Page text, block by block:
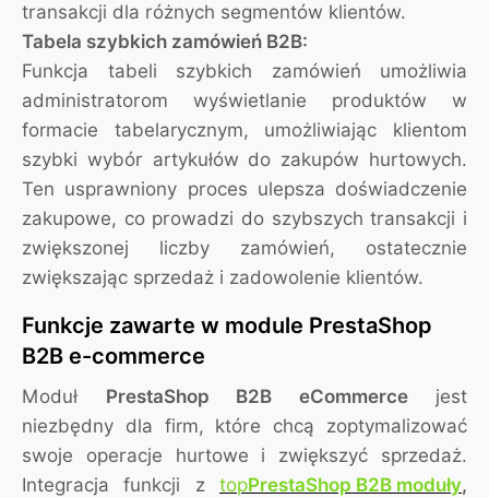
transakcji dla różnych segmentów klientów.
Tabela szybkich zamówień B2B:
Funkcja tabeli szybkich zamówień umożliwia
administratorom wyświetlanie produktów w
formacie tabelarycznym, umożliwiając klientom
szybki wybór artykułów do zakupów hurtowych.
Ten usprawniony proces ulepsza doświadczenie
zakupowe, co prowadzi do szybszych transakcji i
zwiększonej liczby zamówień, ostatecznie
zwiększając sprzedaż i zadowolenie klientów.
Funkcje zawarte w module PrestaShop
B2B e-commerce
Moduł PrestaShop B2B eCommercejest
niezbędny dla firm, które chcą zoptymalizować
swoje operacje hurtowe i zwiększyć sprzedaż.
Integracja funkcji z topPrestaShop B2B moduły,